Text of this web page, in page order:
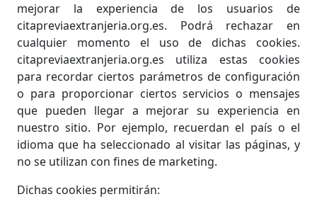
mejorar la experiencia de los usuarios de
citapreviaextranjeria.org.es. Podrá rechazar en
cualquier momento el uso de dichas cookies.
citapreviaextranjeria.org.es utiliza estas cookies
para recordar ciertos parámetros de configuración
o para proporcionar ciertos servicios o mensajes
que pueden llegar a mejorar su experiencia en
nuestro sitio. Por ejemplo, recuerdan el país o el
idioma que ha seleccionado al visitar las páginas, y
no se utilizan con fines de marketing.
Dichas cookies permitirán: